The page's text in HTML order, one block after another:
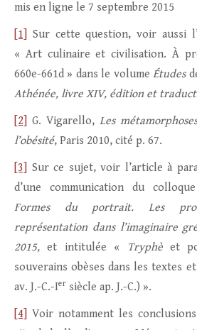
mis en ligne le 7 septembre 2015
[1]
Sur cette question, voir aussi
« Art culinaire et civilisation. À
660e-661d » dans le volumeÉtudes
Athénée, livre XIV, édition et
[2]
G. Vigarello, Les
l’obésité, Paris 2010, cité p. 67.
[3]
Sur ce sujet, voir l’article à
d’une communication du
Formes du portrait. Les
représentation dans l’imaginaire
2015, et intitulée « Tryphèet
souverains obèses dans les textes
av. J.-C.-Ier siècle ap. J.-C.) ».
[4]
Voir notamment les